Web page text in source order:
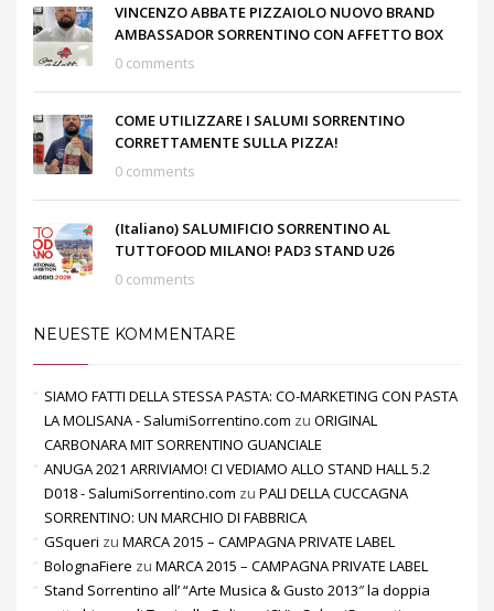
VINCENZO ABBATE PIZZAIOLO NUOVO BRAND
AMBASSADOR SORRENTINO CON AFFETTO BOX
0 comments
COME UTILIZZARE I SALUMI SORRENTINO
CORRETTAMENTE SULLA PIZZA!
0 comments
(Italiano) SALUMIFICIO SORRENTINO AL
TUTTOFOOD MILANO! PAD3 STAND U26
0 comments
NEUESTE KOMMENTARE
SIAMO FATTI DELLA STESSA PASTA: CO-MARKETING CON PASTA
LA MOLISANA - SalumiSorrentino.com zu ORIGINAL
CARBONARA MIT SORRENTINO GUANCIALE
ANUGA 2021 ARRIVIAMO! CI VEDIAMO ALLO STAND HALL 5.2
D018 - SalumiSorrentino.com zu PALI DELLA CUCCAGNA
SORRENTINO: UN MARCHIO DI FABBRICA
GSqueri zu MARCA 2015 – CAMPAGNA PRIVATE LABEL
BolognaFiere zu MARCA 2015 – CAMPAGNA PRIVATE LABEL
Stand Sorrentino all’ “Arte Musica & Gusto 2013″ la doppia